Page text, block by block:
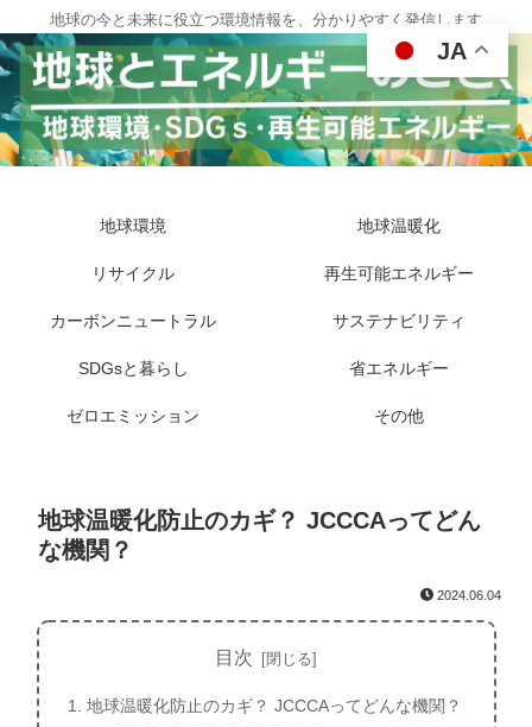
地球の今と未来に役立つ環境情報を、分かりやすく発信します
地球環境 地球温暖化
リサイクル 再生可能エネルギー
カーボンニュートラル サステナビリティ
SDGsと暮らし 省エネルギー
ゼロエミッション その他
地球温暖化防止のカギ？ JCCCAってどん
な機関？
2024.06.04
目次
地球温暖化防止のカギ？ JCCCAってどんな機関？
JA